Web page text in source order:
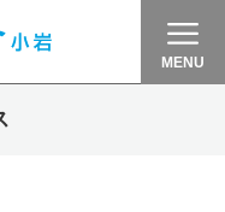
MENU